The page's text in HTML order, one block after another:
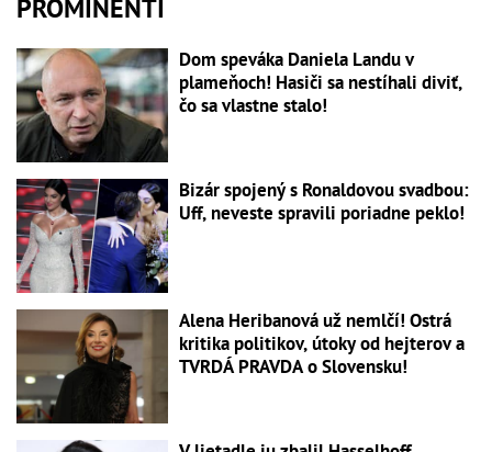
PROMINENTI
Dom speváka Daniela Landu v
plameňoch! Hasiči sa nestíhali diviť,
čo sa vlastne stalo!
Bizár spojený s Ronaldovou svadbou:
Uff, neveste spravili poriadne peklo!
Alena Heribanová už nemlčí! Ostrá
kritika politikov, útoky od hejterov a
TVRDÁ PRAVDA o Slovensku!